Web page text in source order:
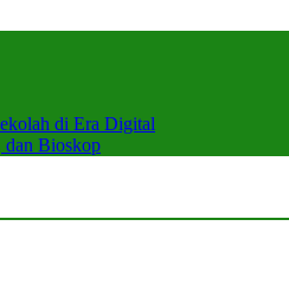
di Era Digital
dan Bioskop